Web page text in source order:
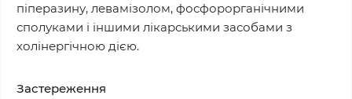
піперазину, левамізолом, фосфорорганічними
сполуками і іншими лікарськими засобами з
холінергічною дією.
Застереження